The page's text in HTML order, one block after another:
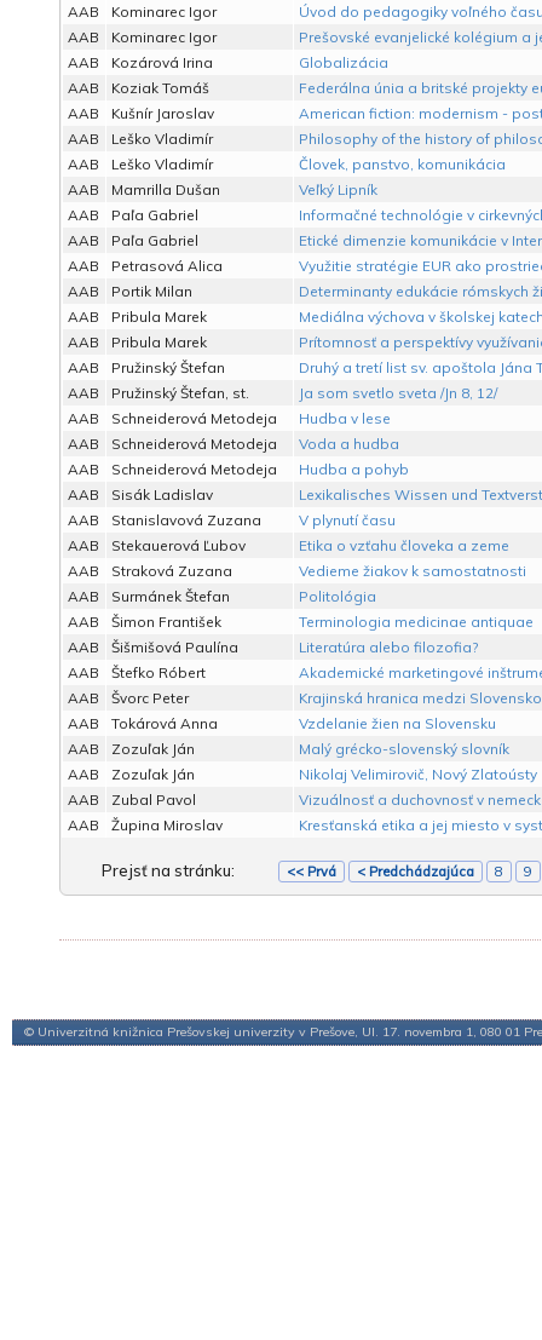
AAB
Kominarec Igor
Úvod do pedagogiky voľného
AAB
Kominarec Igor
Prešovské evanjelické kolégium a
AAB
Kozárová Irina
Globalizácia
AAB
Koziak Tomáš
Federálna únia a britské projekty
AAB
Kušnír Jaroslav
American fiction: modernism -
AAB
Leško Vladimír
Philosophy of the history of
AAB
Leško Vladimír
Človek, panstvo, komunikácia
AAB
Mamrilla Dušan
Veľký Lipník
AAB
Paľa Gabriel
Informačné technológie v
AAB
Paľa Gabriel
Etické dimenzie komunikácie v
AAB
Petrasová Alica
Využitie stratégie EUR ako
AAB
Portik Milan
Determinanty edukácie rómskych
AAB
Pribula Marek
Mediálna výchova v školskej
AAB
Pribula Marek
Prítomnosť a perspektívy
AAB
Pružinský Štefan
Druhý a tretí list sv. apoštola Jána
AAB
Pružinský Štefan, st.
Ja som svetlo sveta /Jn 8, 12/
AAB
Schneiderová Metodeja
Hudba v lese
AAB
Schneiderová Metodeja
Voda a hudba
AAB
Schneiderová Metodeja
Hudba a pohyb
AAB
Sisák Ladislav
Lexikalisches Wissen und
AAB
Stanislavová Zuzana
V plynutí času
AAB
Stekauerová Ľubov
Etika o vzťahu človeka a zeme
AAB
Straková Zuzana
Vedieme žiakov k samostatnosti
AAB
Surmánek Štefan
Politológia
AAB
Šimon František
Terminologia medicinae antiquae
AAB
Šišmišová Paulína
Literatúra alebo filozofia?
AAB
Štefko Róbert
Akademické marketingové
AAB
Švorc Peter
Krajinská hranica medzi
AAB
Tokárová Anna
Vzdelanie žien na Slovensku
AAB
Zozuľak Ján
Malý grécko-slovenský slovník
AAB
Zozuľak Ján
Nikolaj Velimirovič, Nový Zlatoústy
AAB
Zubal Pavol
Vizuálnosť a duchovnosť v
AAB
Župina Miroslav Kresťanská etika a jej miesto v
Prejsť na stránku: << Prvá < Predchádzajúca 8 9
© Univerzitná knižnica Prešovskej univerzity v Prešove, Ul. 17. novembra 1, 080 01